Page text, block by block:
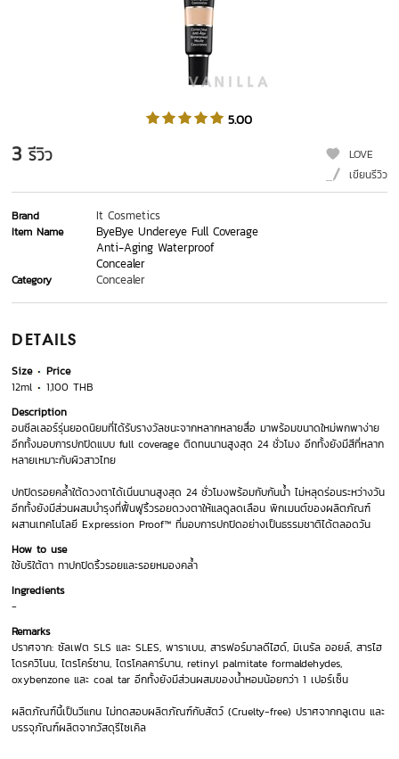
5.00
3 รีวิว
LOVE
เขียนรีวิว
Brand It Cosmetics
Item Name
ByeBye Undereye Full Coverage
Anti-Aging Waterproof
Concealer
Category Concealer
DETAILS
Size
Price
12ml
1,100 THB
Description
อนซีลเลอร์รุ่นยอดนิยมที่ได้รับรางวัลชนะจากหลากหลายสื่อ มาพร้อมขนาดใหม่พกพาง่าย
อีกทั้งมอบการปกปิดแบบ full coverage ติดทนนานสูงสุด 24 ชั่วโมง อีกทั้งยังมีสีที่หลาก
หลายเหมาะกับผิวสาวไทย
ปกปิดรอยคล้ำใต้ดวงตาได้เนิ่นนานสูงสุด 24 ชั่วโมงพร้อมกับกันน้ำ ไม่หลุดร่อนระหว่างวัน
อีกทั้งยังมีส่วนผสมบำรุงที่ฟื้นฟูริ้วรอยดวงตาให้แลดูลดเลือน พิกเมนต์ของผลิตภัณฑ์
ผสานเทคโนโลยี Expression Proof™ ที่มอบการปกปิดอย่างเป็นธรรมชาติได้ตลอดวัน
How to use
ใช้บริใต้ตา ทาปกปิดริ้วรอยและรอยหมองคล้ำ
Ingredients
-
Remarks
ปราศจาก: ซัลเฟต SLS และ SLES, พาราเบน, สารฟอร์มาลดีไฮด์, มิเนรัล ออยล์, สารไฮ
โดรควิโนน, ไตรโคร์ซาน, ไตรโคลคาร์บาน, retinyl palmitate formaldehydes,
oxybenzone และ coal tar อีกทั้งยังมีส่วนผสมของน้ำหอมน้อยกว่า 1 เปอร์เซ็น
ผลิตภัณฑ์นี้เป็นวีแกน ไม่ทดสอบผลิตภัณฑ์กับสัตว์ (Cruelty-free) ปราศจากกลูเตน และ
บรรจุภัณฑ์ผลิตจากวัสดุรีไซเคิล